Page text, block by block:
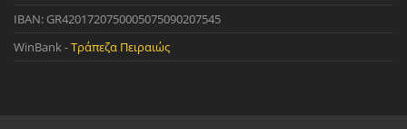
IBAN: GR4201720750005075090207545
WinBank -Τράπεζα Πειραιώς